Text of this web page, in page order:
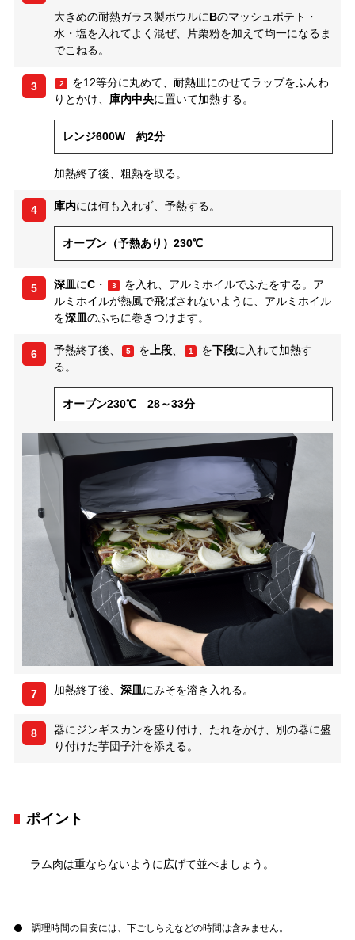
大きめの耐熱ガラス製ボウルにBのマッシュポテト・
水・塩を入れてよく混ぜ、片栗粉を加えて均一になるま
でこねる。
3 2
を12等分に丸めて、耐熱皿にのせてラップをふんわ
りとかけ、 庫内中央に置いて加熱する。
レンジ600W 約2分
加熱終了後、粗熱を取る。
4 庫内には何も入れず、予熱する。
オーブン（予熱あり）230℃
5 深皿にC ・ 3
を入れ、アルミホイルでふたをする。ア
ルミホイルが熱風で飛ばされないように、アルミホイル
を深皿のふちに巻きつけます。
6 予熱終了後、 5 を上段、 1 を下段に入れて加熱す
る。
オーブン230℃ 28～33分
7 加熱終了後、 深皿にみそを溶き入れる。
8
器にジンギスカンを盛り付け、たれをかけ、別の器に盛
り付けた芋団子汁を添える。
ポイント
ラム肉は重ならないように広げて並べましょう。
調理時間の目安には、下ごしらえなどの時間は含みません。